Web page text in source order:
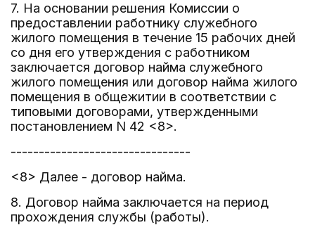
7. На основании решения Комиссии о
предоставлении работнику служебного
жилого помещения в течение 15 рабочих дней
со дня его утверждения с работником
заключается договор найма служебного
жилого помещения или договор найма жилого
помещения в общежитии в соответствии с
типовыми договорами, утвержденными
постановлением N 42 <8>.
--------------------------------
<8> Далее - договор найма.
8. Договор найма заключается на период
прохождения службы (работы).